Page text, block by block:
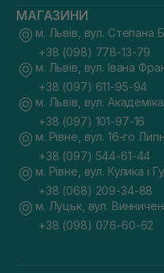
МАГАЗИНИ
м. Львів, вул. Степана
+38 (098) 778-13-79
м. Львів, вул. Івана
+38 (097) 611-95-94
м. Львів, вул.
+38 (097) 101-97-16
м. Рівне, вул. 16-го
+38 (097) 544-61-44
м. Рівне, вул. Кулика і
+38 (068) 209-34-88
м. Луцьк, вул.
+38 (098) 076-60-62